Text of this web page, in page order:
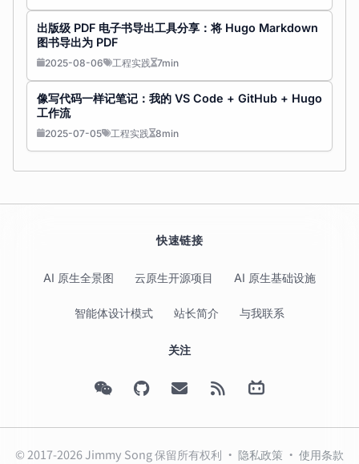
出版级 PDF 电子书导出工具分享：将 Hugo Markdown
图书导出为 PDF
2025-08-06 工程实践 7min
像写代码一样记笔记：我的 VS Code + GitHub + Hugo
工作流
2025-07-05 工程实践 8min
快速链接
AI 原生全景图 云原生开源项目 AI 原生基础设施
智能体设计模式 站长简介 与我联系
关注
© 2017-2026 Jimmy Song 保留所有权利 · 隐私政策 · 使用条款